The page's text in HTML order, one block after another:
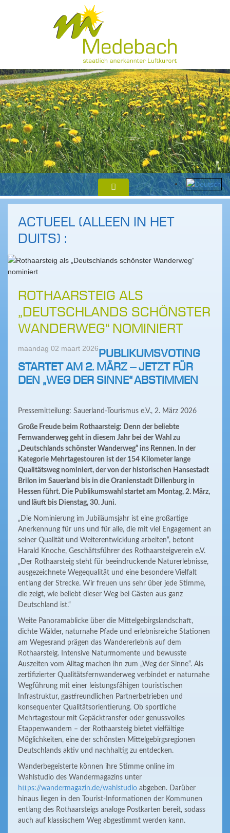
ACTUEEL (ALLEEN IN HET
DUITS) :
ROTHAARSTEIG ALS
„DEUTSCHLANDS SCHÖNSTER
WANDERWEG“ NOMINIERT
maandag 02 maart 2026PUBLIKUMSVOTING
STARTET AM 2. MÄRZ – JETZT FÜR
DEN „WEG DER SINNE“ ABSTIMMEN
Pressemitteilung: Sauerland-Tourismus e.V., 2. März 2026
Große Freude beim Rothaarsteig: Denn der beliebte
Fernwanderweg geht in diesem Jahr bei der Wahl zu
„Deutschlands schönster Wanderweg“ ins Rennen. In der
Kategorie Mehrtagestouren ist der 154 Kilometer lange
Qualitätsweg nominiert, der von der historischen Hansestadt
Brilon im Sauerland bis in die Oranienstadt Dillenburg in
Hessen führt. Die Publikumswahl startet am Montag, 2. März,
und läuft bis Dienstag, 30. Juni.
„Die Nominierung im Jubiläumsjahr ist eine großartige
Anerkennung für uns und für alle, die mit viel Engagement an
seiner Qualität und Weiterentwicklung arbeiten“, betont
Harald Knoche, Geschäftsführer des Rothaarsteigverein e.V.
„Der Rothaarsteig steht für beeindruckende Naturerlebnisse,
ausgezeichnete Wegequalität und eine besondere Vielfalt
entlang der Strecke. Wir freuen uns sehr über jede Stimme,
die zeigt, wie beliebt dieser Weg bei Gästen aus ganz
Deutschland ist.“
Weite Panoramablicke über die Mittelgebirgslandschaft,
dichte Wälder, naturnahe Pfade und erlebnisreiche Stationen
am Wegesrand prägen das Wandererlebnis auf dem
Rothaarsteig. Intensive Naturmomente und bewusste
Auszeiten vom Alltag machen ihn zum „Weg der Sinne“. Als
zertifizierter Qualitätsfernwanderweg verbindet er naturnahe
Wegführung mit einer leistungsfähigen touristischen
Infrastruktur, gastfreundlichen Partnerbetrieben und
konsequenter Qualitätsorientierung. Ob sportliche
Mehrtagestour mit Gepäcktransfer oder genussvolles
Etappenwandern – der Rothaarsteig bietet vielfältige
Möglichkeiten, eine der schönsten Mittelgebirgsregionen
Deutschlands aktiv und nachhaltig zu entdecken.
Wanderbegeisterte können ihre Stimme online im
Wahlstudio des Wandermagazins unter
https://wandermagazin.de/wahlstudio abgeben. Darüber
hinaus liegen in den Tourist-Informationen der Kommunen
entlang des Rothaarsteigs analoge Postkarten bereit, sodass
auch auf klassischem Weg abgestimmt werden kann.